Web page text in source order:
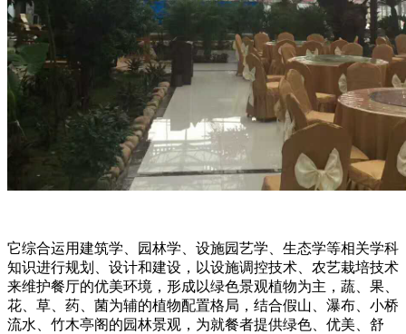
它综合运用建筑学、园林学、设施园艺学、生态学等相关学科
知识进行规划、设计和建设，以设施调控技术、农艺栽培技术
来维护餐厅的优美环境，形成以绿色景观植物为主，蔬、果、
花、草、药、菌为辅的植物配置格局，结合假山、瀑布、小桥
流水、竹木亭阁的园林景观，为就餐者提供绿色、优美、舒